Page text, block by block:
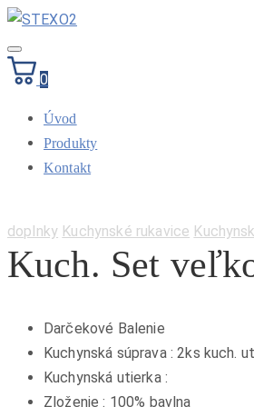
Toggle
navigation
0
Úvod
Produkty
Kontakt
Categories:
doplnky Kuchynské rukavice
Kuch. Set
Darčekové Balenie
Kuchynská súprava : 2ks kuch.
Kuchynská utierka :
Zloženie : 100% bavlna